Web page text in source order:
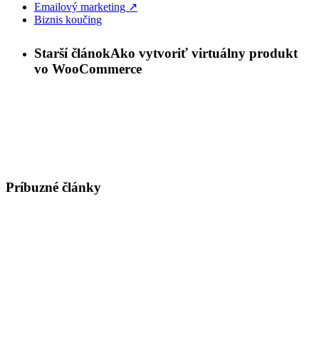
Emailový marketing ↗
Biznis koučing
Starší článokAko vytvoriť virtuálny produkt
vo WooCommerce
Príbuzné články